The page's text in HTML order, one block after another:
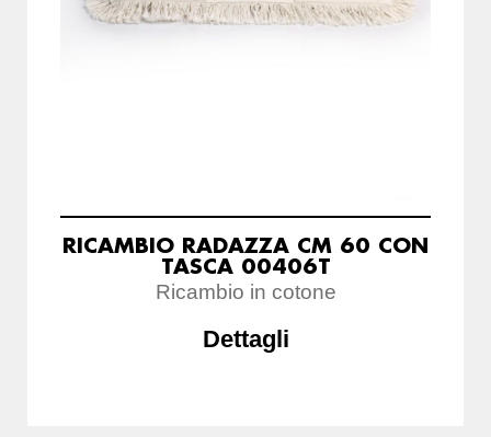
RICAMBIO RADAZZA CM 60 CON
TASCA 00406T
Ricambio in cotone
Dettagli